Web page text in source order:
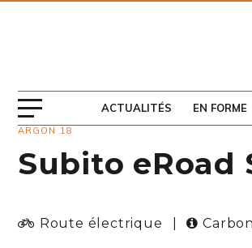
ACTUALITÉS EN FORME
ARGON 18
Subito eRoad
Route électrique